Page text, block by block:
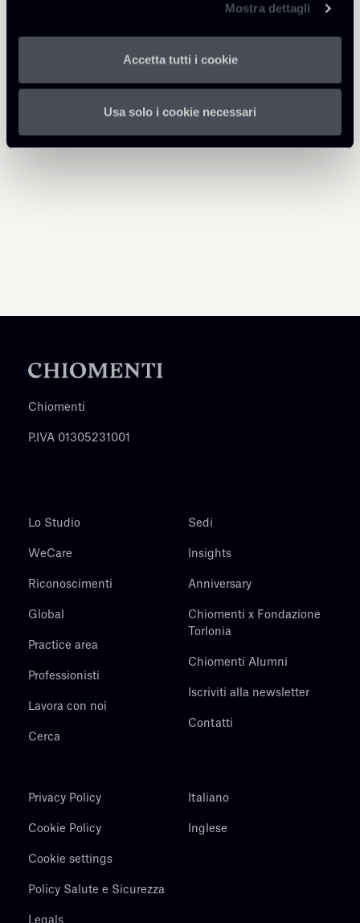
Mostra dettagli
Accetta tutti i cookie
Usa solo i cookie necessari
Chiomenti
P.IVA 01305231001
Lo Studio
WeCare
Riconoscimenti
Global
Practice area
Professionisti
Lavora con noi
Cerca
Sedi
Insights
Anniversary
Chiomenti x Fondazione
Torlonia
Chiomenti Alumni
Iscriviti alla newsletter
Contatti
Privacy Policy
Cookie Policy
Cookie settings
Policy Salute e Sicurezza
Legals
Italiano
Inglese